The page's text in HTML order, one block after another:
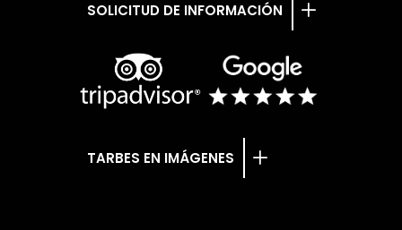
SOLICITUD DE INFORMACIÓN
TARBES EN IMÁGENES